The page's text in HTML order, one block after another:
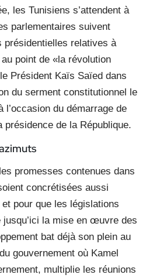
les Tunisiens s’attendent à
parlementaires suivent
présidentielles relatives à
point de «la révolution
Président Kaïs Saïed dans
du serment constitutionnel le
l’occasion du démarrage de
présidence de la République.
promesses contenues dans
concrétisées aussi
pour que les législations
la mise en œuvre des
bat déjà son plein au
gouvernement où Kamel
multiplie les réunions